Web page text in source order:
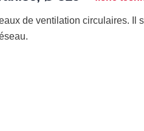
de ventilation circulaires. Il s